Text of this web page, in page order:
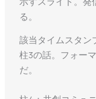
る。
該当タイムスタン
柱3の話。フォー
だ。